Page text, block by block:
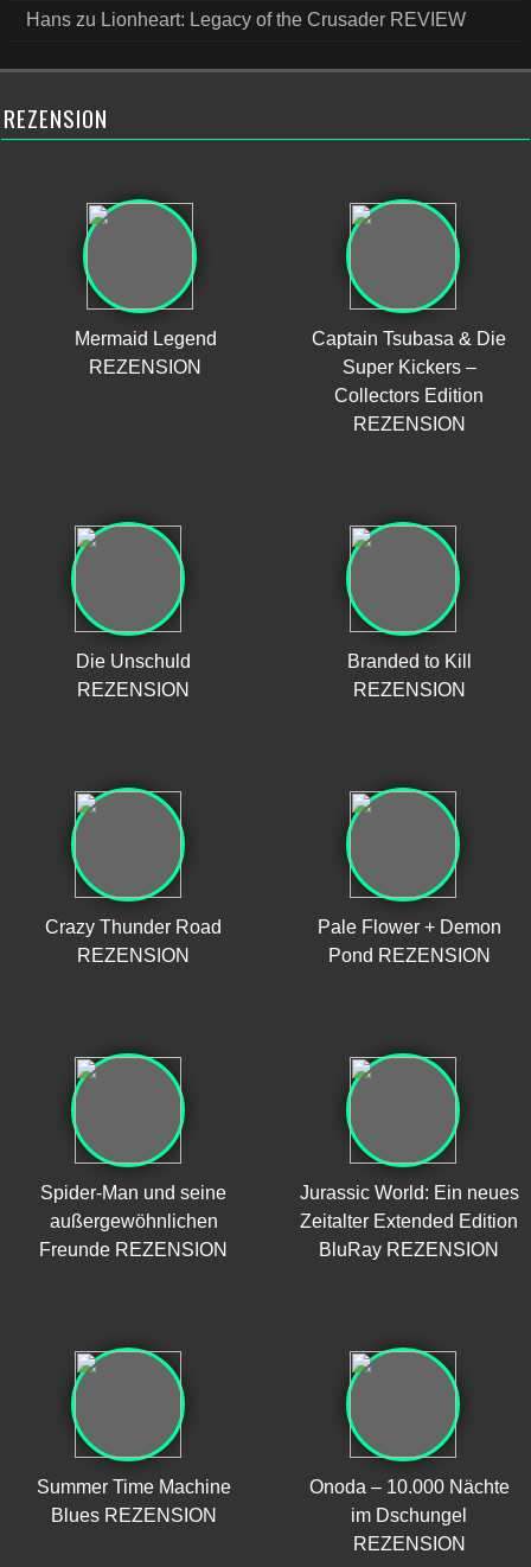
Hans zu Lionheart: Legacy of the Crusader REVIEW
REZENSION
Mermaid Legend
REZENSION
Captain Tsubasa & Die
Super Kickers –
Collectors Edition
REZENSION
Die Unschuld
REZENSION
Branded to Kill
REZENSION
Crazy Thunder Road
REZENSION
Pale Flower + Demon
Pond REZENSION
Spider-Man und seine
außergewöhnlichen
Freunde REZENSION
Jurassic World: Ein neues
Zeitalter Extended Edition
BluRay REZENSION
Summer Time Machine
Blues REZENSION
Onoda – 10.000 Nächte
im Dschungel
REZENSION